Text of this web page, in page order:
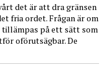
det är att dra gränsen
fria ordet. Frågan är om
på ett sätt som
oförutsägbar. De